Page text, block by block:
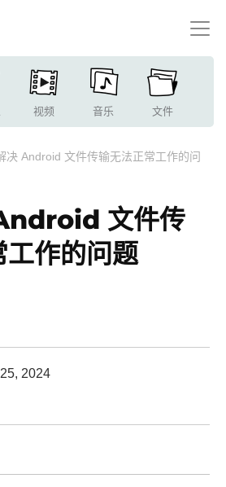
视频 音乐 文件
决 Android 文件传输无法正常工作的问
文件传
作的问题
2024